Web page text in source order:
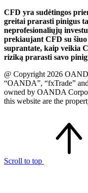
CFD yra sudėtingos
greitai prarasti pinigus
neprofesionaliųjų
prekiaujant CFD su
suprantate, kaip veikia
riziką prarasti savo
@ Copyright 2026
“OANDA”, “fxTrade”
owned by OANDA
this website are the
Scroll to top